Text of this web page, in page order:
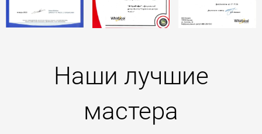
Наши лучшие
мастера